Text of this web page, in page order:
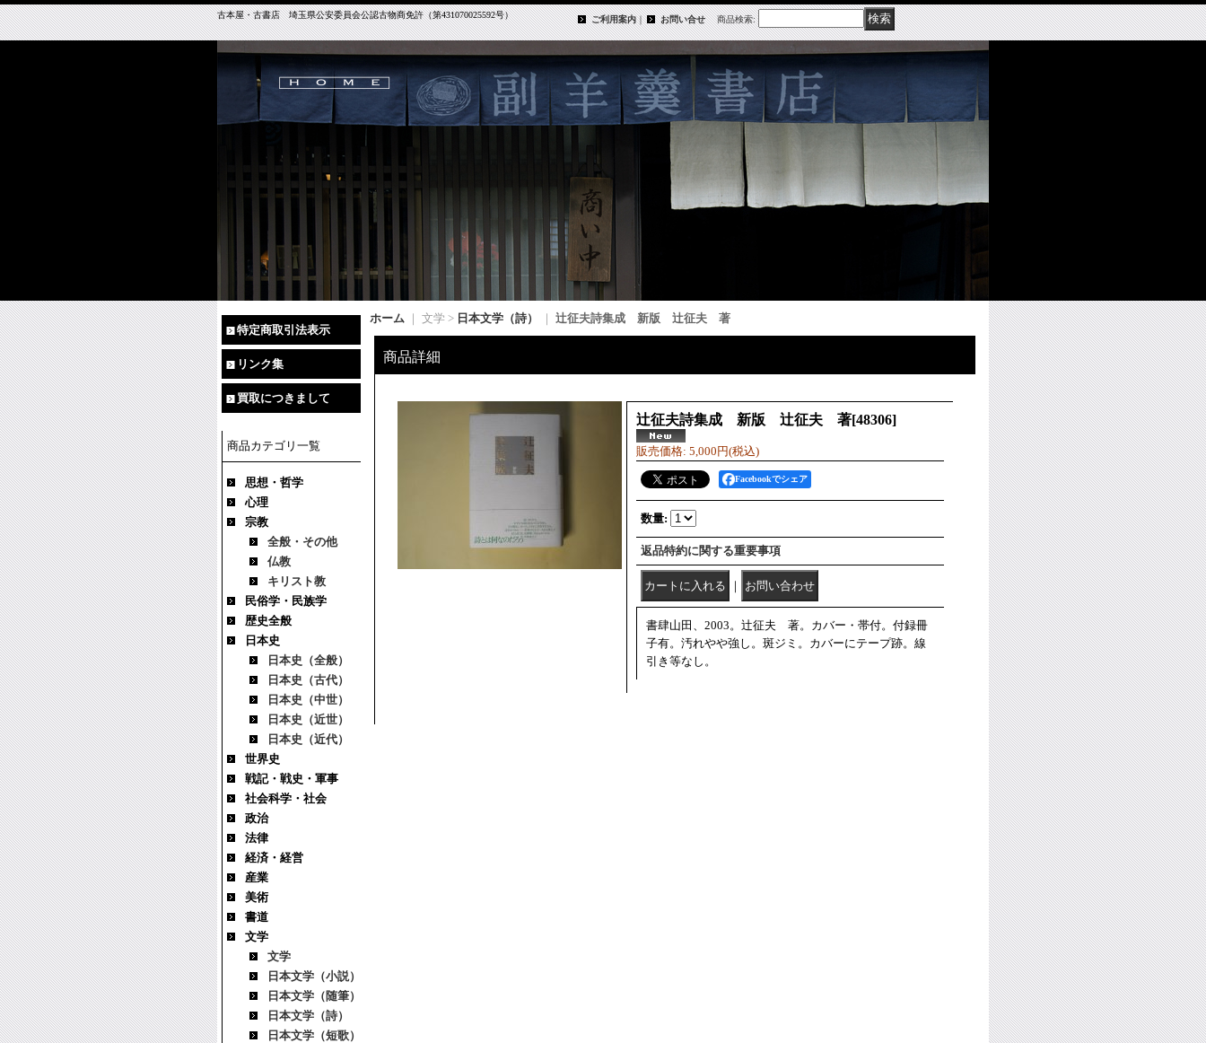
古本屋・古書店 埼玉県公安委員会公認古物商免許（第431070025592号） ご利用案内｜ お問い合せ 商品検索:
特定商取引法表示
リンク集
買取につきまして
商品カテゴリ一覧
思想・哲学
心理
宗教
全般・その他
仏教
キリスト教
民俗学・民族学
歴史全般
日本史
日本史（全般）
日本史（古代）
日本史（中世）
日本史（近世）
日本史（近代）
世界史
戦記・戦史・軍事
社会科学・社会
政治
法律
経済・経営
産業
美術
書道
文学
文学
日本文学（小説）
日本文学（随筆）
日本文学（詩）
日本文学（短歌）
ホーム ｜ 文学 > 日本文学（詩） 辻征夫詩集成 新版 辻征夫 著
商品詳細
辻征夫詩集成 新版 辻征夫 著[48306]
販売価格: 5,000円(税込)
Facebookでシェア
数量:
返品特約に関する重要事項
｜
書肆山田、2003。辻征夫 著。カバー・帯付。付録冊
子有。汚れやや強し。斑ジミ。カバーにテープ跡。線
引き等なし。